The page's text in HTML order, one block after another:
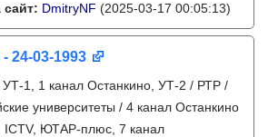
DmitryNF (2025-03-17 00:05:13)
24-03-1993
УТ-1, 1 канал Останкино, УТ-2 / РТР /
университеты / 4 канал Останкино
ЮТАР-плюс, 7 канал